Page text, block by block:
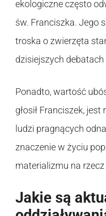
ekologiczne często
św. Franciszka. Jego
troska o zwierzęta
dzisiejszych
Ponadto, wartość
głosił Franciszek,
ludzi pragnących
znaczenie w życiu
materializmu na
Jakie są